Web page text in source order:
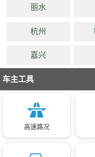
丽水
杭州
嘉兴
车主工具
高速路况